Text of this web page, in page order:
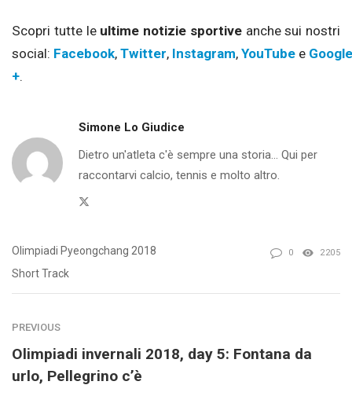
Scopri tutte le ultime notizie sportiveanche sui nostri
social: Facebook, Twitter, Instagram, YouTube e Google
+.
Simone Lo Giudice
Dietro un'atleta c'è sempre una storia... Qui per
raccontarvi calcio, tennis e molto altro.
Olimpiadi Pyeongchang 2018
Short Track
0 2205
PREVIOUS
Olimpiadi invernali 2018, day 5: Fontana da
urlo, Pellegrino c’è